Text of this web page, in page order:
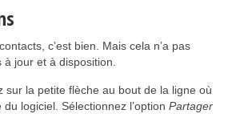
c’est bien. Mais cela n’a pas
jour et à disposition.
la petite flèche au bout de la ligne où
logiciel. Sélectionnez l’option Partager